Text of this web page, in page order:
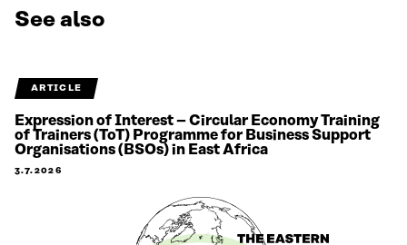
See also
ARTICLE
Expression of Interest – Circular Economy Training
of Trainers (ToT) Programme for Business Support
Organisations (BSOs) in East Africa
3.7.2026